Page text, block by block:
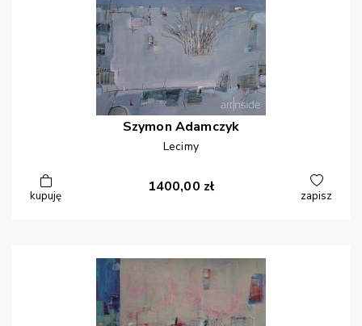
Szymon Adamczyk
Lecimy
kupuję
1400,00 zł
zapisz